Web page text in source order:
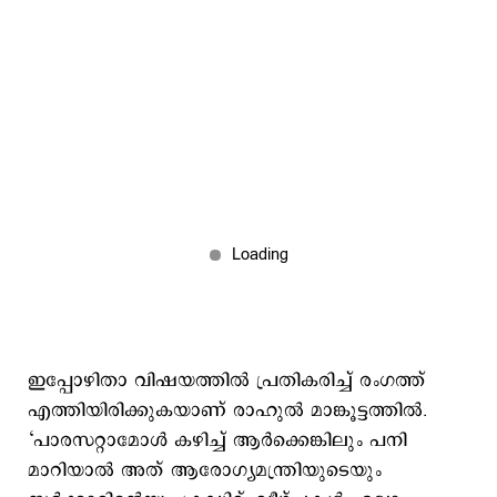
ഇപ്പോഴിതാ വിഷയത്തില്‍ പ്രതികരിച്ച് രംഗത്ത്
എത്തിയിരിക്കുകയാണ് രാഹുല്‍ മാങ്കൂട്ടത്തില്‍.
‘പാരസറ്റാമോൾ കഴിച്ച് ആർക്കെങ്കിലും പനി
മാറിയാൽ അത് ആരോഗ്യമന്ത്രിയുടെയും